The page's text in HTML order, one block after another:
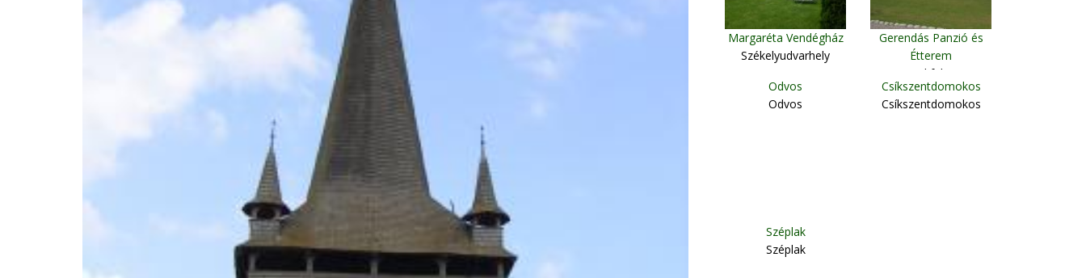
Margaréta Vendégház
Székelyudvarhely
Gerendás Panzió és
Étterem
Makfalva
Odvos
Odvos
Csíkszentdomokos
Csíkszentdomokos
Széplak
Széplak